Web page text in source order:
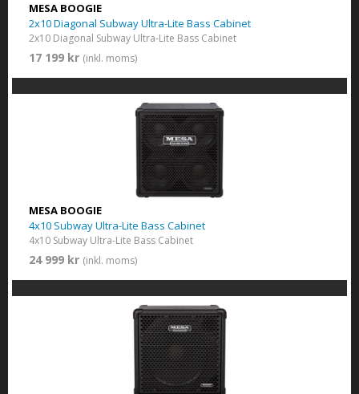
MESA BOOGIE
2x10 Diagonal Subway Ultra-Lite Bass Cabinet
2x10 Diagonal Subway Ultra-Lite Bass Cabinet
17 199 kr (inkl. moms)
MESA BOOGIE
4x10 Subway Ultra-Lite Bass Cabinet
4x10 Subway Ultra-Lite Bass Cabinet
24 999 kr (inkl. moms)